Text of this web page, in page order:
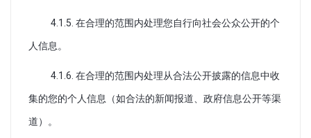
4.1.5. 在合理的范围内处理您自行向社会公众公开的个
人信息。
4.1.6. 在合理的范围内处理从合法公开披露的信息中收
集的您的个人信息（如合法的新闻报道、政府信息公开等渠
道）。